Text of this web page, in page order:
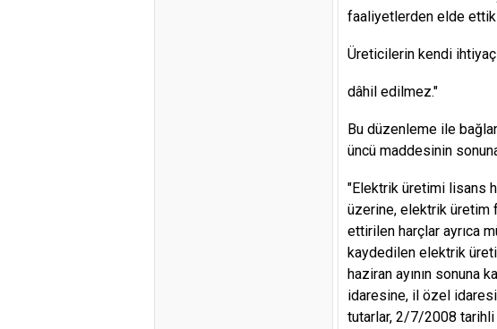
faaliyetlerden elde
Üreticilerin kendi
dâhil edilmez."
Bu düzenleme ile
üncü maddesinin
"Elektrik üretimi lisans
üzerine, elektrik üretim
ettirilen harçlar ayrıca
kaydedilen elektrik
haziran ayının sonuna
idaresine, il özel idaresi
tutarlar, 2/7/2008 tarihli